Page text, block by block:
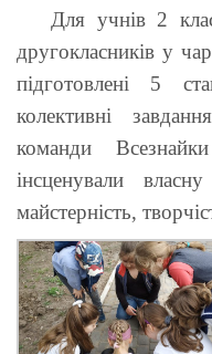
Для учнів 2
другокласників у
підготовлені 5
колективні
команди
інсценували
майстерність,